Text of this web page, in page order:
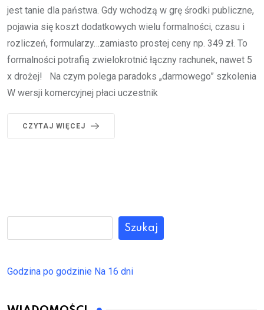
jest tanie dla państwa. Gdy wchodzą w grę środki publiczne,
pojawia się koszt dodatkowych wielu formalności, czasu i
rozliczeń, formularzy…zamiasto prostej ceny np. 349 zł. To
formalności potrafią zwielokrotnić łączny rachunek, nawet 5
x drożej! Na czym polega paradoks „darmowego” szkolenia
W wersji komercyjnej płaci uczestnik
CZYTAJ WIĘCEJ
Szukaj
Godzina po godzinie Na 16 dni